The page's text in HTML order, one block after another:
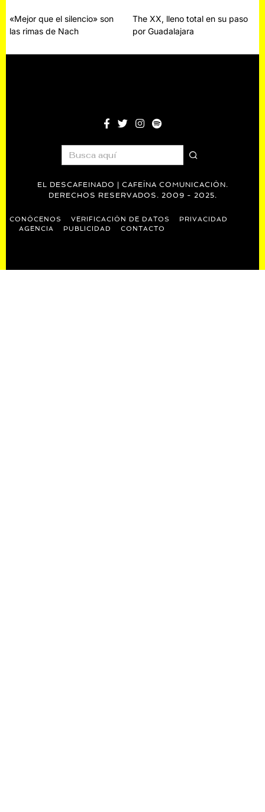
Navegación
de
entradas
«Mejor que el silencio» son
las rimas de Nach
The XX, lleno total en su paso
por Guadalajara
EL DESCAFEINADO | CAFEÍNA COMUNICACIÓN.
DERECHOS RESERVADOS. 2009 - 2025.
CONÓCENOS VERIFICACIÓN DE DATOS
PRIVACIDAD
AGENCIA
PUBLICIDAD CONTACTO